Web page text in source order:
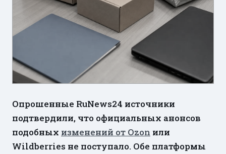
Опрошенные RuNews24 источники
подтвердили, что официальных анонсов
подобных изменений от Ozon или
Wildberries не поступало. Обе платформы